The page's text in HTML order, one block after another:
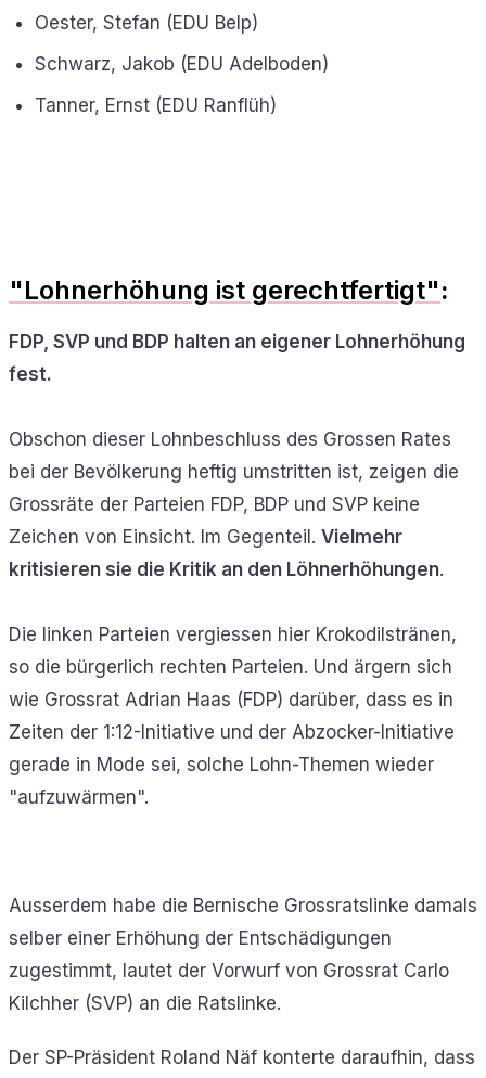
Oester, Stefan (EDU Belp)
Schwarz, Jakob (EDU Adelboden)
Tanner, Ernst (EDU Ranflüh)
"Lohnerhöhung ist gerechtfertigt":
FDP, SVP und BDP halten an eigener Lohnerhöhung
fest.
Obschon dieser Lohnbeschluss des Grossen Rates
bei der Bevölkerung heftig umstritten ist, zeigen die
Grossräte der Parteien FDP, BDP und SVP keine
Zeichen von Einsicht. Im Gegenteil. Vielmehr
kritisieren sie die Kritik an den Löhnerhöhungen.
Die linken Parteien vergiessen hier Krokodilstränen,
so die bürgerlich rechten Parteien. Und ärgern sich
wie Grossrat Adrian Haas (FDP) darüber, dass es in
Zeiten der 1:12-Initiative und der Abzocker-Initiative
gerade in Mode sei, solche Lohn-Themen wieder
"aufzuwärmen".
Ausserdem habe die Bernische Grossratslinke damals
selber einer Erhöhung der Entschädigungen
zugestimmt, lautet der Vorwurf von Grossrat Carlo
Kilchher (SVP) an die Ratslinke.
Der SP-Präsident Roland Näf konterte daraufhin, dass